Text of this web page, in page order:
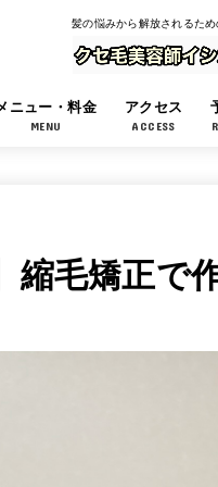
髪の悩みから解放されるた
ニュー・料金
MENU
アクセス
ACCESS
縮毛矯正で